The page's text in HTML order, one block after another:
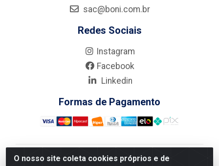
O nosso site coleta cookies próprios e de
sac@boni.com.br
Redes Sociais
Instagram
Facebook
Linkedin
Formas de Pagamento
Nova Boni Distribuidora de Material de Construção LTDA